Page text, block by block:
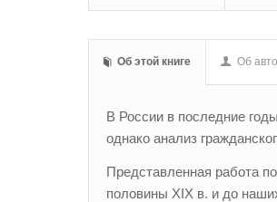
Об этой книге Об
В России в последние
однако анализ
Представленная работа
половины XIX в. и до